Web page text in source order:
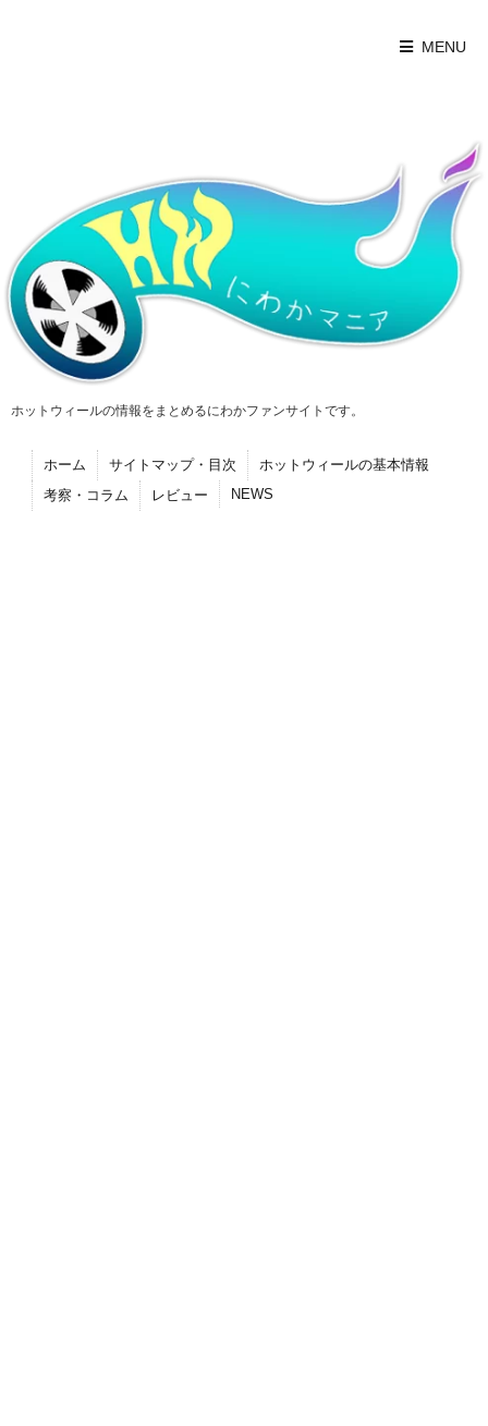
MENU
ホットウィールの情報をまとめるにわかファンサイトです。
ホーム サイトマップ・目次
ホットウィールの基本情報
考察・コラム
レビュー NEWS